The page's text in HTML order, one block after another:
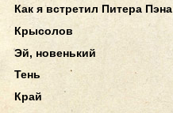
Как я встретил Питера Пэна
Крысолов
Эй, новенький
Тень
Край